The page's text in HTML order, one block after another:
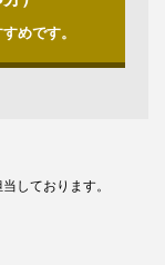
めです。
しております。